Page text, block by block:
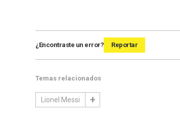
¿Encontraste un error? Reportar
Temas relacionados
Lionel Messi